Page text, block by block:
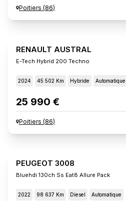
Poitiers (86)
RENAULT AUSTRAL
E-Tech Hybrid 200 Techno
2024 45 502 Km Hybride Automatique
25 990 €
Poitiers (86)
PEUGEOT 3008
Bluehdi 130ch Ss Eat8 Allure Pack
2022 98 637 Km Diesel Automatique